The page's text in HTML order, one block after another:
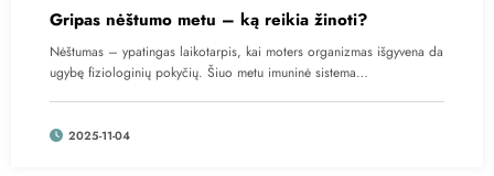
Gripas nėštumo metu – ką reikia žinoti?
Nėštumas – ypatingas laikotarpis, kai moters organizmas išgyvena da
ugybę fiziologinių pokyčių. Šiuo metu imuninė sistema…
2025-11-04